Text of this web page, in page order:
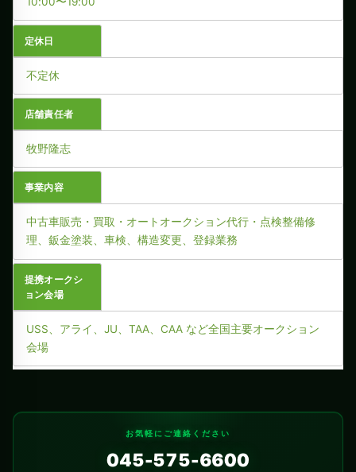
定休日
不定休
店舗責任者
牧野隆志
事業内容
中古車販売・買取・オートオークション代行・点検整備修
理、鈑金塗装、車検、構造変更、登録業務
提携オークシ
ョン会場
USS、アライ、JU、TAA、CAA など全国主要オークション
会場
お気軽にご連絡ください
045-575-6600